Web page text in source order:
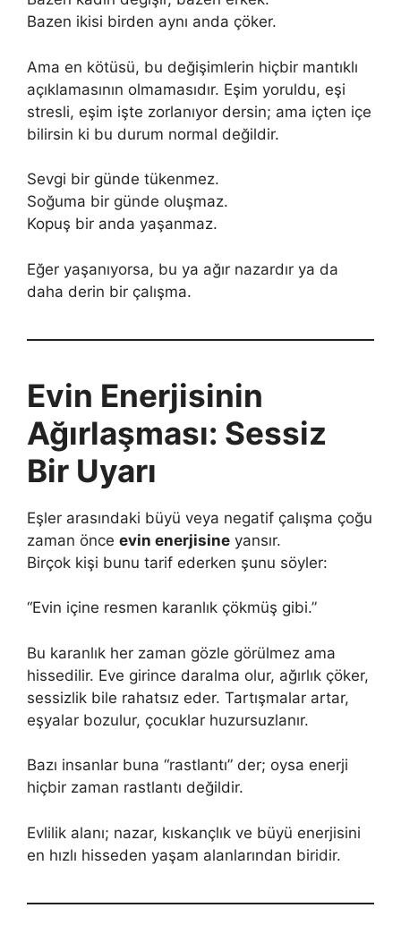
Bazen ikisi birden aynı anda çöker.
Ama en kötüsü, bu değişimlerin hiçbir mantıklı
açıklamasının olmamasıdır. Eşim yoruldu, eşi
stresli, eşim işte zorlanıyor dersin; ama içten içe
bilirsin ki bu durum normal değildir.
Sevgi bir günde tükenmez.
Soğuma bir günde oluşmaz.
Kopuş bir anda yaşanmaz.
Eğer yaşanıyorsa, bu ya ağır nazardır ya da
daha derin bir çalışma.
Evin Enerjisinin
Ağırlaşması: Sessiz
Bir Uyarı
Eşler arasındaki büyü veya negatif çalışma çoğu
zaman önce evin enerjisine yansır.
Birçok kişi bunu tarif ederken şunu söyler:
“Evin içine resmen karanlık çökmüş gibi.”
Bu karanlık her zaman gözle görülmez ama
hissedilir. Eve girince daralma olur, ağırlık çöker,
sessizlik bile rahatsız eder. Tartışmalar artar,
eşyalar bozulur, çocuklar huzursuzlanır.
Bazı insanlar buna “rastlantı” der; oysa enerji
hiçbir zaman rastlantı değildir.
Evlilik alanı; nazar, kıskançlık ve büyü enerjisini
en hızlı hisseden yaşam alanlarından biridir.